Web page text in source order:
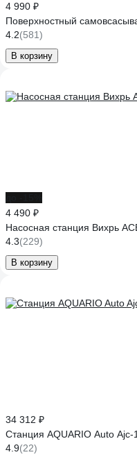
4 990 ₽
Поверхностный
4.2(581)
В корзину
4 490 ₽
Насосная станция Вихрь
4.3(229)
В корзину
34 312 ₽
Станция AQUARIO Auto
4.9(22)